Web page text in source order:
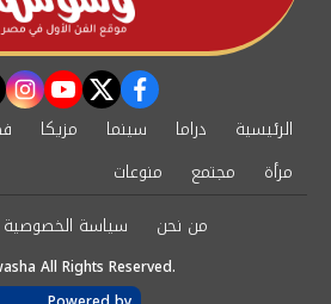
facebook
twitter
الرئيسية دراما سينما مزيكا
مرأة
مجتمع
منوعات
من نحن
سياسة الخصوصية
All Rights Reserved.